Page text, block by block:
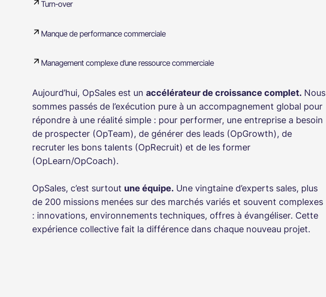
Turn-over
Manque de performance commerciale
Management complexe d’une ressource commerciale
Aujourd’hui, OpSales est un accélérateur de croissance complet. Nous
sommes passés de l’exécution pure à un accompagnement global pour
répondre à une réalité simple : pour performer, une entreprise a besoin
de prospecter (OpTeam), de générer des leads (OpGrowth), de
recruter les bons talents (OpRecruit) et de les former
(OpLearn/OpCoach).
OpSales, c’est surtout une équipe. Une vingtaine d’experts sales, plus
de 200 missions menées sur des marchés variés et souvent complexes
: innovations, environnements techniques, offres à évangéliser. Cette
expérience collective fait la différence dans chaque nouveau projet.